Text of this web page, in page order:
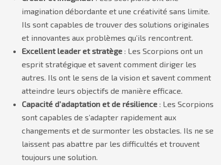
imagination débordante et une créativité sans limite.
Ils sont capables de trouver des solutions originales
et innovantes aux problèmes qu’ils rencontrent.
Excellent leader et stratège : Les Scorpions ont un
esprit stratégique et savent comment diriger les
autres. Ils ont le sens de la vision et savent comment
atteindre leurs objectifs de manière efficace.
Capacité d’adaptation et de résilience : Les Scorpions
sont capables de s’adapter rapidement aux
changements et de surmonter les obstacles. Ils ne se
laissent pas abattre par les difficultés et trouvent
toujours une solution.